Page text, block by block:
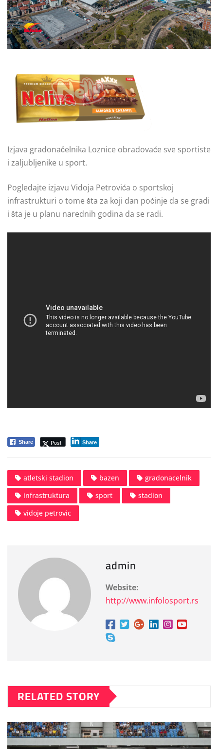
Izjava gradonačelnika Loznice obradovaće sve sportiste
i zaljubljenike u sport.
Pogledajte izjavu Vidoja Petrovića o sportskoj
infrastrukturi o tome šta za koji dan počinje da se gradi
i šta je u planu narednih godina da se radi.
Share Post Share
atletski stadion bazen
gradonacelnik
infrastruktura
sport
stadion
vidoje petrovic
admin
Website:
http://www.infolosport.rs
RELATED STORY